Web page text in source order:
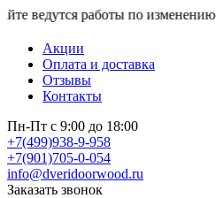
работы по изменению цен,
Акции
Оплата и доставка
Отзывы
Контакты
Пн-Пт с 9:00 до 18:00
+7(499)938-9-958
+7(901)705-0-054
info@dveridoorwood.ru
Заказать звонок